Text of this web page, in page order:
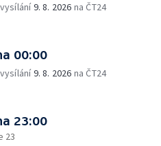
9. 8. 2026 na ČT24
00:00
9. 8. 2026 na ČT24
23:00
23